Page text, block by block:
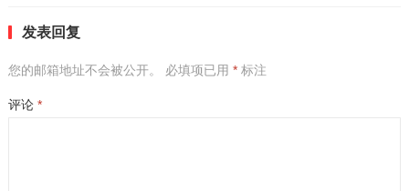
发表回复
您的邮箱地址不会被公开。 必填项已用 *标注
评论 *